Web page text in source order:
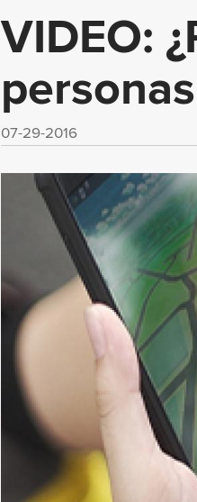
m
VIDEO:
07-29-2016